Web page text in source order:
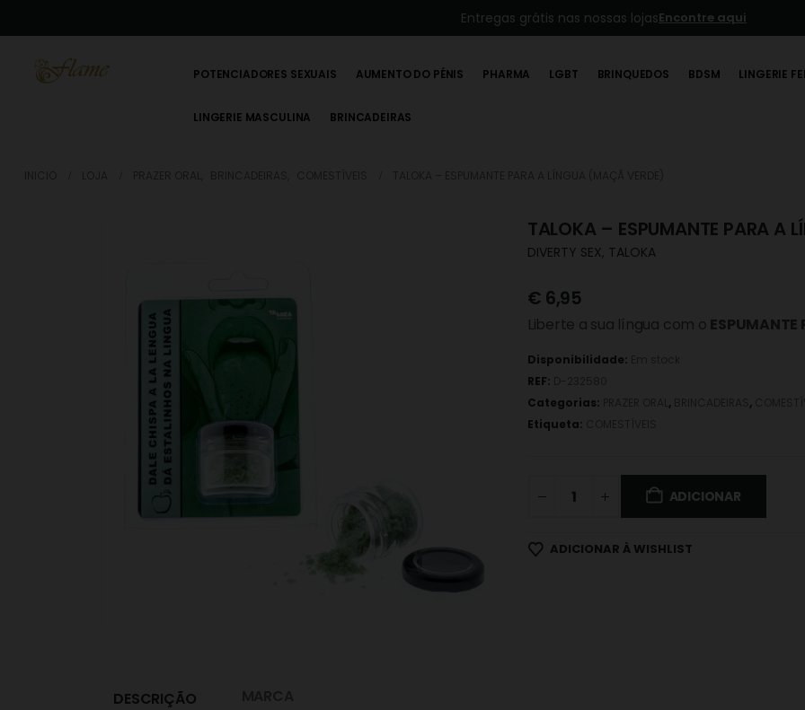
Entregas grátis nas nossas lojasEncontre aqui
POTENCIADORES SEXUAIS AUMENTO DO PÉNIS PHARMA LGBT BRINQUEDOS BDSM LINGERIE
LINGERIE MASCULINA BRINCADEIRAS
TALOKA – ESPUMANTE PARA A
DIVERTY SEX, TALOKA
€ 6,95
Liberte a sua língua com o
Disponibilidade:
REF:
Categorias:
, ,
Etiqueta:
ADICIONAR
ADICIONAR À WISHLIST
DESCRIÇÃO